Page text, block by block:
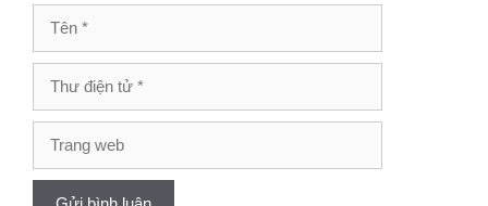
điện
tử
web